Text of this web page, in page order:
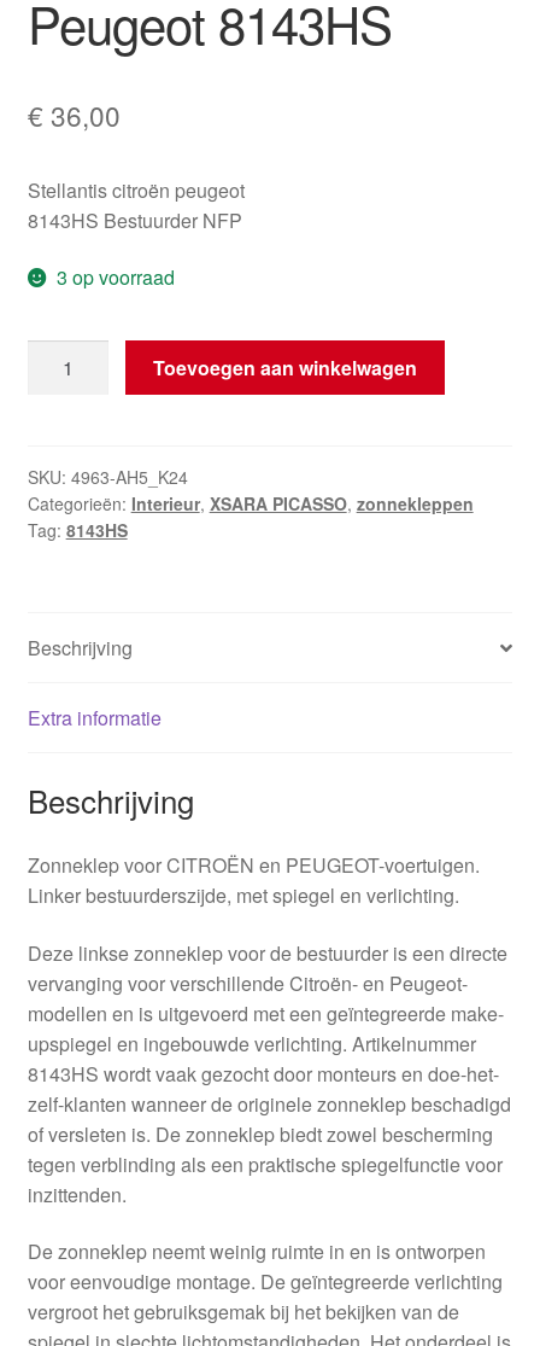
Peugeot 8143HS
€ 36,00
Stellantis citroën peugeot
8143HS Bestuurder NFP
3 op voorraad
zonneklep
Citroën
Peugeot
8143HS
Toevoegen aan winkelwagen
SKU: 4963-AH5_K24
Categorieën: Interieur, XSARA PICASSO, zonnekleppen
Tag: 8143HS
Beschrijving
Extra informatie
Beschrijving
Zonneklep voor CITROËN en PEUGEOT-voertuigen.
Linker bestuurderszijde, met spiegel en verlichting.
Deze linkse zonneklep voor de bestuurder is een directe
vervanging voor verschillende Citroën- en Peugeot-
modellen en is uitgevoerd met een geïntegreerde make-
upspiegel en ingebouwde verlichting. Artikelnummer
8143HS wordt vaak gezocht door monteurs en doe-het-
zelf-klanten wanneer de originele zonneklep beschadigd
of versleten is. De zonneklep biedt zowel bescherming
tegen verblinding als een praktische spiegelfunctie voor
inzittenden.
De zonneklep neemt weinig ruimte in en is ontworpen
voor eenvoudige montage. De geïntegreerde verlichting
vergroot het gebruiksgemak bij het bekijken van de